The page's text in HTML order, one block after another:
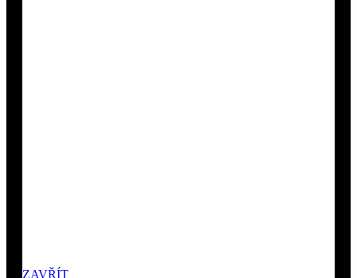
ZAVŘÍT